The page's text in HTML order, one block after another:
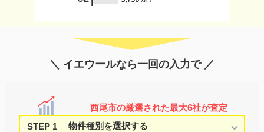
＼ イエウールなら一回の入力で ／
西尾市の厳選された最大6社が査定
STEP 1